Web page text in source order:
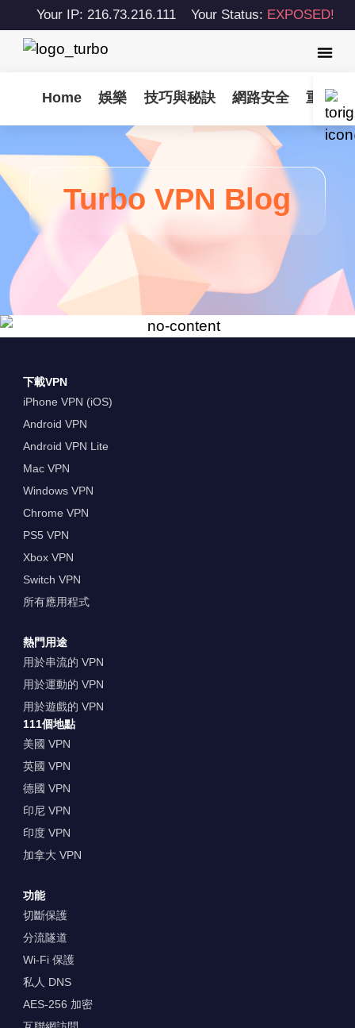
Your IP: 216.73.216.111 Your Status: EXPOSED!
Home 娛樂 技巧與秘訣 網路安全 重要更
Turbo VPN Blog
下載VPN
iPhone VPN (iOS)
Android VPN
Android VPN Lite
Mac VPN
Windows VPN
Chrome VPN
PS5 VPN
Xbox VPN
Switch VPN
所有應用程式
熱門用途
用於串流的 VPN
用於運動的 VPN
用於遊戲的 VPN
111個地點
美國 VPN
英國 VPN
德國 VPN
印尼 VPN
印度 VPN
加拿大 VPN
功能
切斷保護
分流隧道
Wi-Fi 保護
私人 DNS
AES-256 加密